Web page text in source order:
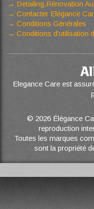
Detailing,Rénovation
Contacter Elégance
Conditions Générales
Conditions d’utilisation
Elegance Care est
© 2026 Élégance
reproduction
Toutes les marques
sont la propriété